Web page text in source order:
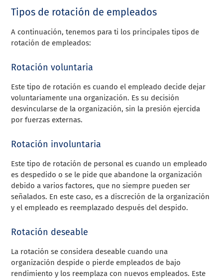
Tipos de rotación de empleados
A continuación, tenemos para ti los principales tipos de
rotación de empleados:
Rotación voluntaria
Este tipo de rotación es cuando el empleado decide dejar
voluntariamente una organización. Es su decisión
desvincularse de la organización, sin la presión ejercida
por fuerzas externas.
Rotación involuntaria
Este tipo de rotación de personal es cuando un empleado
es despedido o se le pide que abandone la organización
debido a varios factores, que no siempre pueden ser
señalados. En este caso, es a discreción de la organización
y el empleado es reemplazado después del despido.
Rotación deseable
La rotación se considera deseable cuando una
organización despide o pierde empleados de bajo
rendimiento y los reemplaza con nuevos empleados. Este